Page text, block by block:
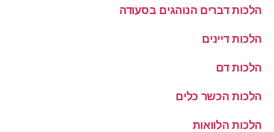
הלכות דברים הנוהגים בסעודה
הלכות דיינים
הלכות דם
הלכות הכשר כלים
הלכות הלוואות